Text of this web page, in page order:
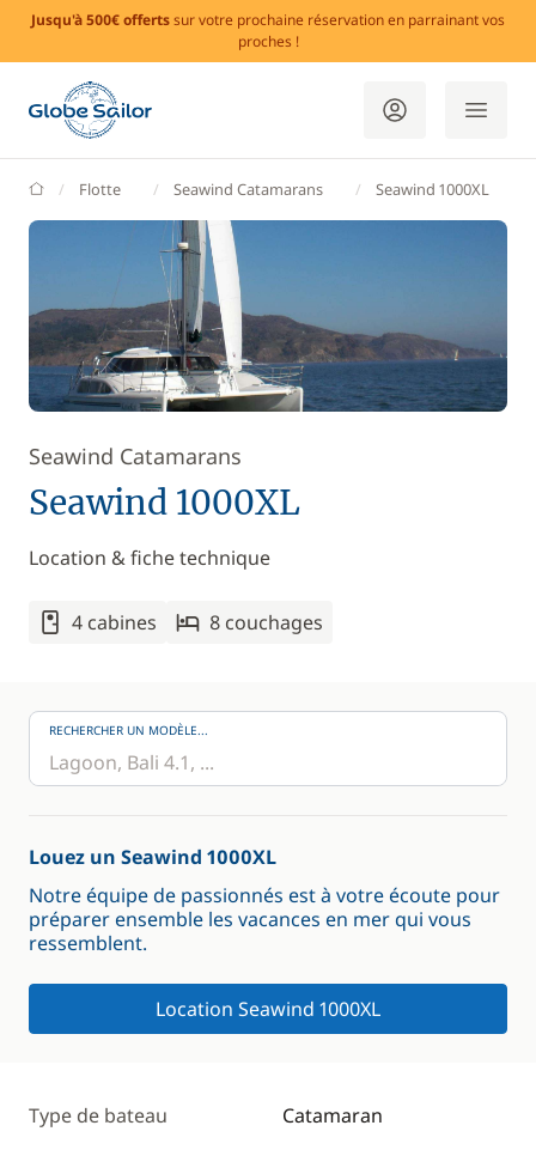
Jusqu'à 500€ offertssur votre prochaine réservation en parrainant vos
proches !
GlobeSailor
Flotte Seawind Catamarans Seawind 1000XL
Seawind Catamarans
Seawind 1000XL
Location & fiche technique
4 cabines 8 couchages
RECHERCHER UN MODÈLE...
Louez un Seawind 1000XL
Notre équipe de passionnés est à votre écoute pour
préparer ensemble les vacances en mer qui vous
ressemblent.
Location Seawind 1000XL
Type de bateau Catamaran